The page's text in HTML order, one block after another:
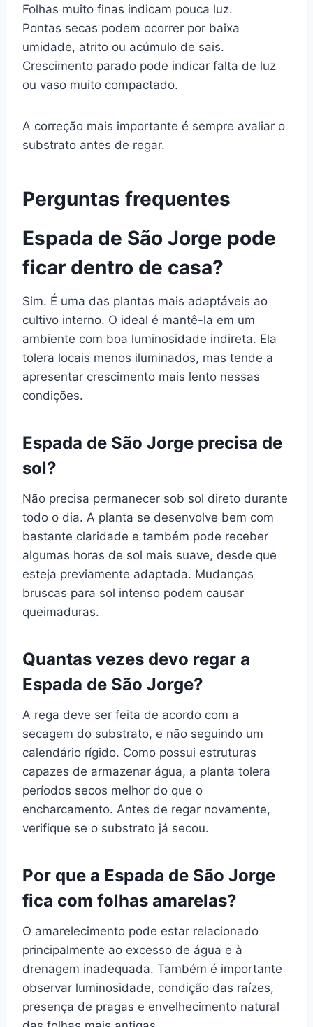
Folhas muito finas indicam pouca luz.
Pontas secas podem ocorrer por baixa
umidade, atrito ou acúmulo de sais.
Crescimento parado pode indicar falta de luz
ou vaso muito compactado.
A correção mais importante é sempre avaliar o
substrato antes de regar.
Perguntas frequentes
Espada de São Jorge pode
ficar dentro de casa?
Sim. É uma das plantas mais adaptáveis ao
cultivo interno. O ideal é mantê-la em um
ambiente com boa luminosidade indireta. Ela
tolera locais menos iluminados, mas tende a
apresentar crescimento mais lento nessas
condições.
Espada de São Jorge precisa de
sol?
Não precisa permanecer sob sol direto durante
todo o dia. A planta se desenvolve bem com
bastante claridade e também pode receber
algumas horas de sol mais suave, desde que
esteja previamente adaptada. Mudanças
bruscas para sol intenso podem causar
queimaduras.
Quantas vezes devo regar a
Espada de São Jorge?
A rega deve ser feita de acordo com a
secagem do substrato, e não seguindo um
calendário rígido. Como possui estruturas
capazes de armazenar água, a planta tolera
períodos secos melhor do que o
encharcamento. Antes de regar novamente,
verifique se o substrato já secou.
Por que a Espada de São Jorge
fica com folhas amarelas?
O amarelecimento pode estar relacionado
principalmente ao excesso de água e à
drenagem inadequada. Também é importante
observar luminosidade, condição das raízes,
presença de pragas e envelhecimento natural